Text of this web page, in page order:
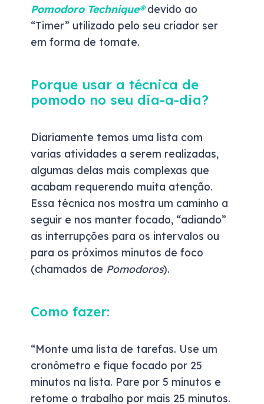
Pomodoro Technique®devido ao
“Timer” utilizado pelo seu criador ser
em forma de tomate.
Porque usar a técnica de
pomodo no seu dia-a-dia?
Diariamente temos uma lista com
varias atividades a serem realizadas,
algumas delas mais complexas que
acabam requerendo muita atenção.
Essa técnica nos mostra um caminho a
seguir e nos manter focado, “adiando”
as interrupções para os intervalos ou
para os próximos minutos de foco
(chamados de Pomodoros).
Como fazer:
“Monte uma lista de tarefas. Use um
cronômetro e fique focado por 25
minutos na lista. Pare por 5 minutos e
retome o trabalho por mais 25 minutos.